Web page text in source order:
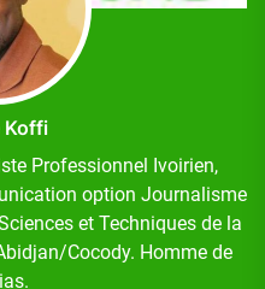
Koffi
Professionnel Ivoirien,
option Journalisme
et Techniques de la
Cocody. Homme de